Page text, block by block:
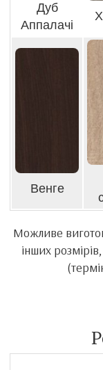
Дуб
Аппалачі
Венге
Можливе
інших